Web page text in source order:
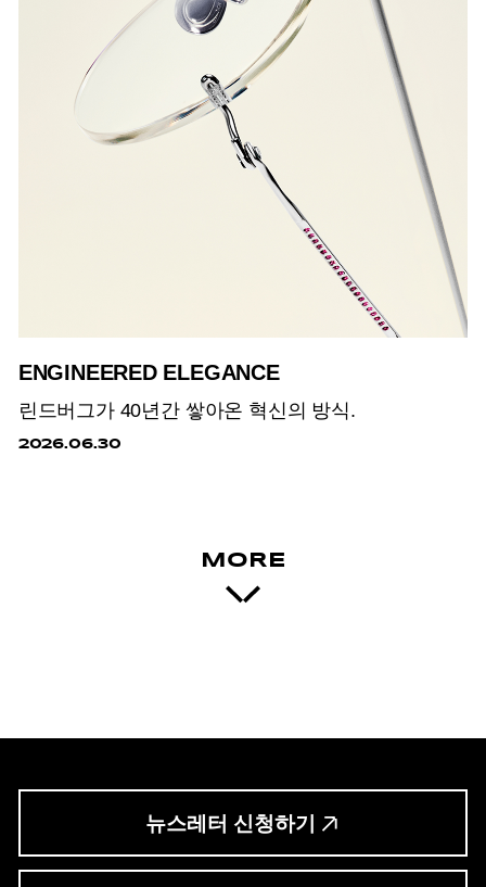
ENGINEERED ELEGANCE
린드버그가 40년간 쌓아온 혁신의 방식.
2026.06.30
MORE
뉴스레터 신청하기